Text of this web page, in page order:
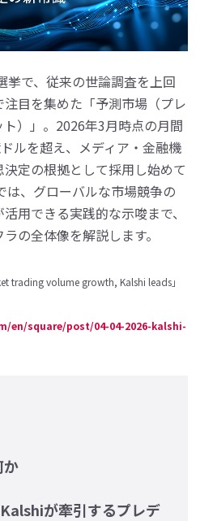
挙で、従来の世論調査を上回
目を集めた「予測市場（プレ
）」。2026年3月時点の月間
ルを超え、メディア・金融機
定の根拠として採用し始めて
は、グローバルな市場競争の
用できる実践的な示唆まで、
の全体像を解説します。
trading volume growth, Kalshi leads」
en/square/post/04-04-2026-kalshi-
か
が牽引するプレデ